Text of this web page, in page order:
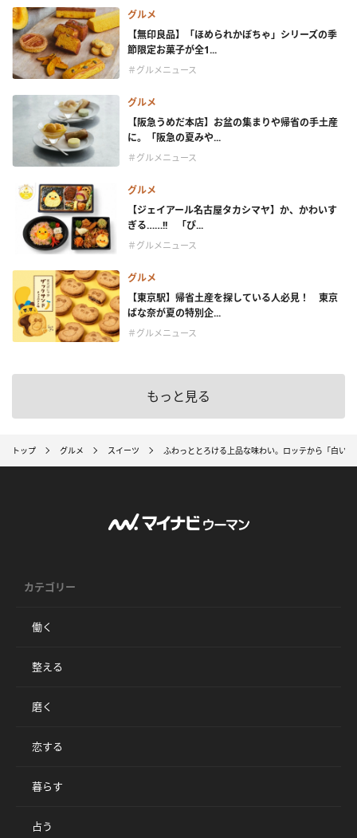
グルメ
【無印良品】「ほめられかぼちゃ」シリーズの季
節限定お菓子が全1...
＃グルメニュース
グルメ
【阪急うめだ本店】お盆の集まりや帰省の手土産
に。「阪急の夏みや...
＃グルメニュース
グルメ
【ジェイアール名古屋タカシマヤ】か、かわいす
ぎる……!! 「ぴ...
＃グルメニュース
グルメ
【東京駅】帰省土産を探している人必見！ 東京
ばな奈が夏の特別企...
＃グルメニュース
もっと見る
トップ グルメ スイーツ ふわっととろける上品な味わい。ロッテから「白い
カテゴリー
働く
整える
磨く
恋する
暮らす
占う